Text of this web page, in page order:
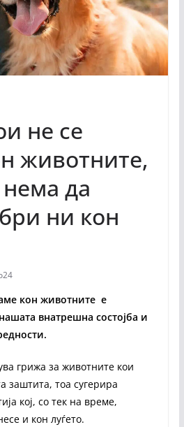
не се
животните,
да
ни кон
кон животните е
внатрешна состојба и
грижа за животните кои
заштита, тоа сугерира
кој, со тек на време,
и кон луѓето.